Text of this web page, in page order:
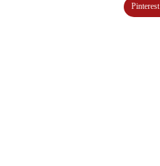
Pinterest